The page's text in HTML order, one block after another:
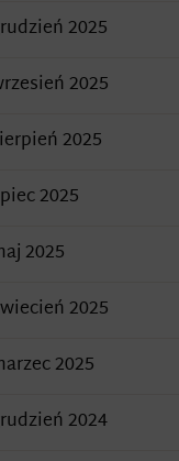
2025
2025
2025
2025
2025
2025
2025
2024